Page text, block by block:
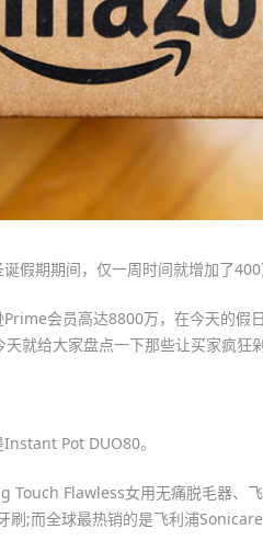
假期期间，仅一周时间就增加了
会员高达8800万，在今天的假
就给大家盘点一下那些让买家疯狂
Pot DUO80。
Touch Flawless女用无痛脱毛器、
;而全球最热销的是飞利浦